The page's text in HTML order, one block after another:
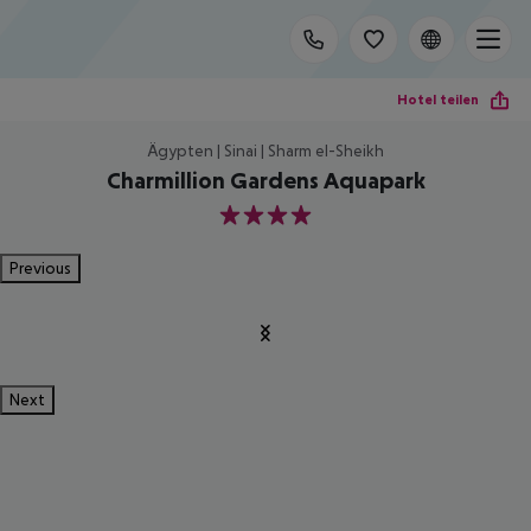
Hotel teilen
Ägypten | Sinai | Sharm el-Sheikh
Charmillion Gardens Aquapark
4
Previous
Next